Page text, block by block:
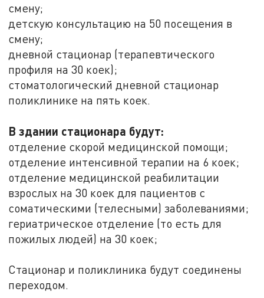
смену;
детскую консультацию на 50 посещения в
смену;
дневной стационар (терапевтического
профиля на 30 коек);
стоматологический дневной стационар
поликлинике на пять коек.
В здании стационара будут:
отделение скорой медицинской помощи;
отделение интенсивной терапии на 6 коек;
отделение медицинской реабилитации
взрослых на 30 коек для пациентов с
соматическими (телесными) заболеваниями;
гериатрическое отделение (то есть для
пожилых людей) на 30 коек;
Стационар и поликлиника будут соединены
переходом.